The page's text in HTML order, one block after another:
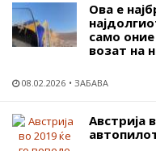
Ова е
само
возат на
08.02.2026 ЗАБАВА
Австрија